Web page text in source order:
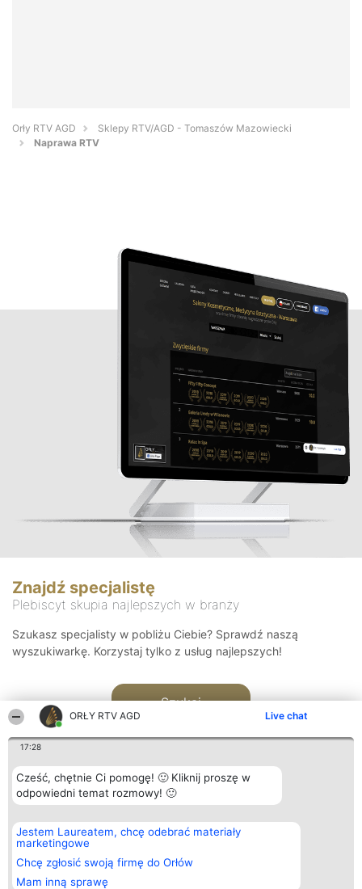
ORŁY RTV AGD Live chat
17:28
Cześć, chętnie Ci pomogę! 🙂 Kliknij proszę w
odpowiedni temat rozmowy! 🙂
Jestem Laureatem, chcę odebrać materiały
marketingowe
Chcę zgłosić swoją firmę do Orłów
Mam inną sprawę
Orły RTV AGD
Sklepy RTV/AGD - Tomaszów Mazowiecki
Naprawa RTV
Znajdź specjalistę
Plebiscyt skupia najlepszych w branży
Szukasz specjalisty w pobliżu Ciebie? Sprawdź naszą
wyszukiwarkę. Korzystaj tylko z usług najlepszych!
Szukaj
Organizator plebiscytu
Bright Side Solutions sp. z o.
o. sp. k.
ul. Ruska 22
Wrocław 50-079
KRS 0000749100 | Regon
Plebiscyt
Laureaci
wszystkich
Laureatów
Kontakt
Kontakt